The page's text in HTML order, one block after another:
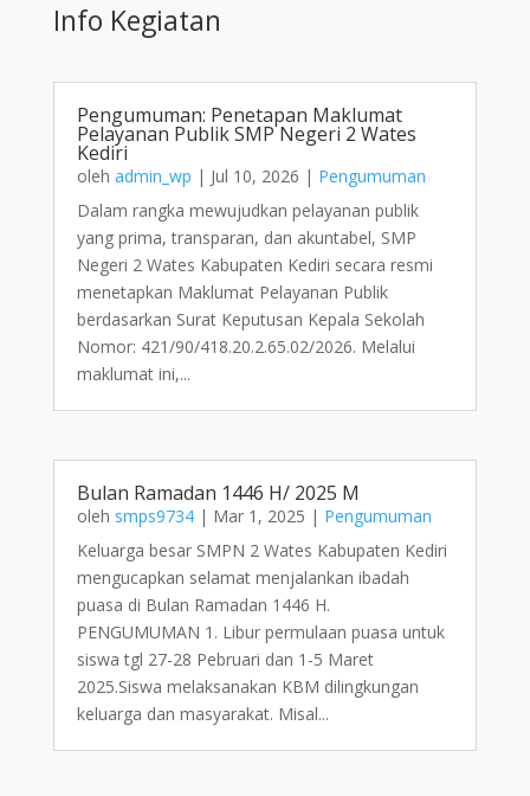
Info Kegiatan
Pengumuman: Penetapan Maklumat
Pelayanan Publik SMP Negeri 2 Wates
Kediri
oleh admin_wp | Jul 10, 2026 | Pengumuman
Dalam rangka mewujudkan pelayanan publik
yang prima, transparan, dan akuntabel, SMP
Negeri 2 Wates Kabupaten Kediri secara resmi
menetapkan Maklumat Pelayanan Publik
berdasarkan Surat Keputusan Kepala Sekolah
Nomor: 421/90/418.20.2.65.02/2026. Melalui
maklumat ini,...
Bulan Ramadan 1446 H/ 2025 M
oleh smps9734| Mar 1, 2025 | Pengumuman
Keluarga besar SMPN 2 Wates Kabupaten Kediri
mengucapkan selamat menjalankan ibadah
puasa di Bulan Ramadan 1446 H.
PENGUMUMAN 1. Libur permulaan puasa untuk
siswa tgl 27-28 Pebruari dan 1-5 Maret
2025.Siswa melaksanakan KBM dilingkungan
keluarga dan masyarakat. Misal...